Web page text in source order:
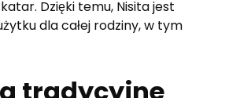
Dzięki temu, Nisita jest
dla całej rodziny, w tym